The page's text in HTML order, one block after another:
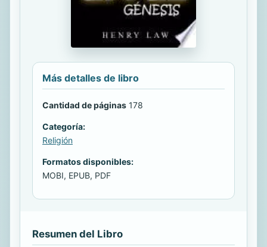
Más detalles de libro
Cantidad de páginas 178
Categoría:
Religión
Formatos disponibles:
MOBI, EPUB, PDF
Resumen del Libro